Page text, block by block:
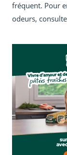
fréquent. Pour
odeurs,